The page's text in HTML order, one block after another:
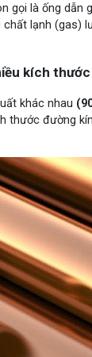
gọi là ống dẫn
chất lạnh (gas)
kích
khác nhau
thước đường